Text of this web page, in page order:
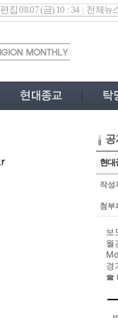
편집 08.07 (금) 10 : 34 전체뉴
공
현대
작성
첨부
보
월
경
☎